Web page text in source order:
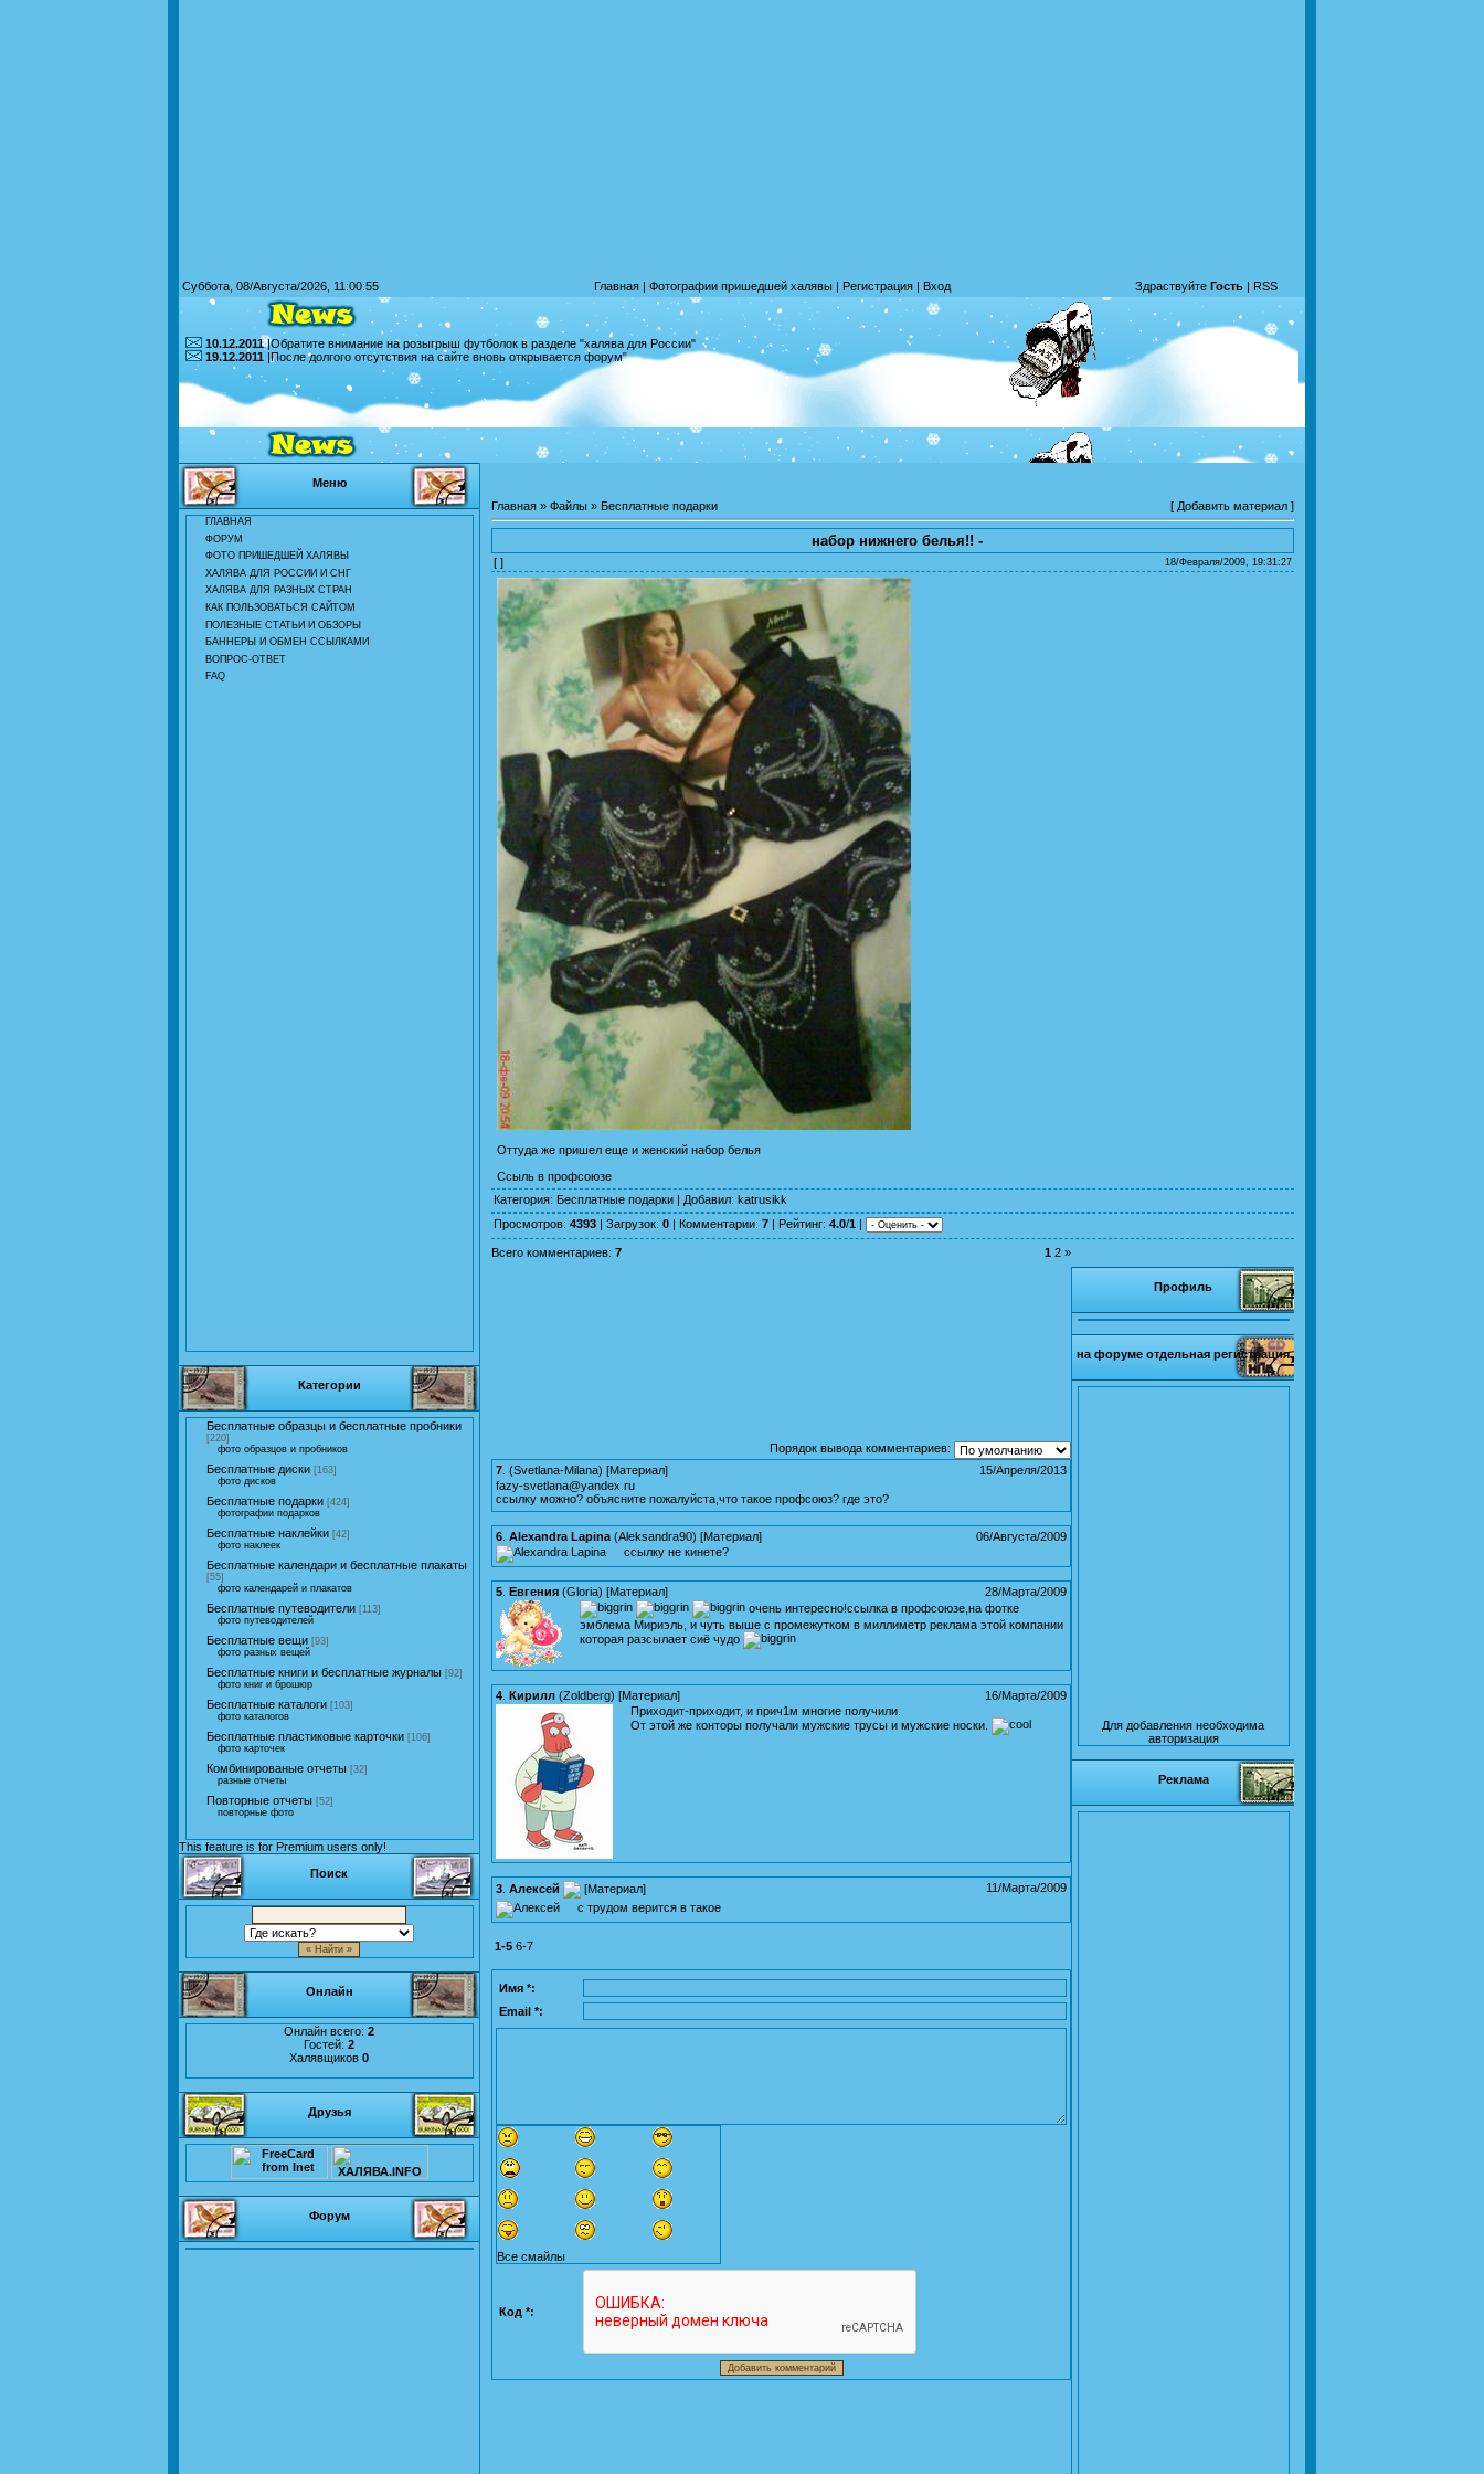
Суббота, 08/Августа/2026, 11:00:55 Главная| Фотографии пришедшей халявы| Регистрация| Вход Здраствуйте Гость | RSS
10.12.2011|Обратите внимание на розыгрыш футболок в разделе "халява для России"
19.12.2011 |После долгого отсутствия на сайте вновь открывается форум"
Меню
ГЛАВНАЯ
ФОРУМ
ФОТО ПРИШЕДШЕЙ ХАЛЯВЫ
ХАЛЯВА ДЛЯ РОССИИ И СНГ
ХАЛЯВА ДЛЯ РАЗНЫХ СТРАН
КАК ПОЛЬЗОВАТЬСЯ САЙТОМ
ПОЛЕЗНЫЕ СТАТЬИ И ОБЗОРЫ
БАННЕРЫ И ОБМЕН ССЫЛКАМИ
ВОПРОС-ОТВЕТ
FAQ
Категории
Бесплатные образцы и бесплатные пробники
[220]
фото образцов и пробников
Бесплатные диски [163]
фото дисков
Бесплатные подарки [424]
фотографии подарков
Бесплатные наклейки [42]
фото наклеек
Бесплатные календари и бесплатные плакаты
[55]
фото календарей и плакатов
Бесплатные путеводители [113]
фото путеводителей
Бесплатные вещи [93]
фото разных вещей
Бесплатные книги и бесплатные журналы [92]
фото книг и брошюр
Бесплатные каталоги [103]
фото каталогов
Бесплатные пластиковые карточки [106]
фото карточек
Комбинированые отчеты [32]
разные отчеты
Повторные отчеты [52]
повторные фото
This feature is for Premium users only!
Поиск
Онлайн
Онлайн всего: 2
Гостей: 2
Халявщиков 0
Друзья
Форум
Главная » Файлы » Бесплатные подарки [ Добавить материал ]
набор нижнего белья!! -
[ ] 18/Февраля/2009, 19:31:27
Оттуда же пришел еще и женский набор белья
Ссыль в профсоюзе
Категория: Бесплатные подарки | Добавил: katrusikk
Просмотров: 4393 | Загрузок: 0 | Комментарии: 7 | Рейтинг: 4.0/1 |
Всего комментариев: 7 1 2 »
Порядок вывода комментариев:
15/Апреля/2013
7 (Svetlana-Milana) [Материал]
fazy-svetlana@yandex.ru
ссылку можно? объясните пожалуйста,что такое профсоюз? где это?
06/Августа/2009
6 Alexandra Lapina (Aleksandra90) [Материал]
ссылку не кинете?
28/Марта/2009
5 Евгения (Gloria) [Материал]
очень интересно!ссылка в профсоюзе,на фотке
эмблема Мириэль, и чуть выше с промежутком в миллиметр реклама этой компании
которая разсылает сиё чудо
16/Марта/2009
4 Кирилл (Zoldberg) [Материал]
Приходит-приходит, и прич1м многие получили.
От этой же конторы получали мужские трусы и мужские носки.
11/Марта/2009
3 Алексей [Материал]
с трудом верится в такое
1-5 6-7
Имя *:
Email *:
Все смайлы
Код *:
Профиль
на форуме отдельная регистрация
Для добавления необходима
авторизация
Реклама